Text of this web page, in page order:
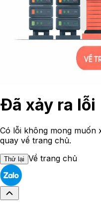
Đã xảy ra lỗi
Có lỗi không mong muốn
quay về trang chủ.
Thử lại Về trang chủ